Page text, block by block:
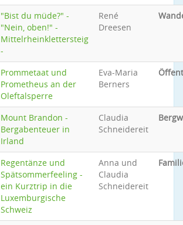
"Bist du müde?" -
"Nein, oben!" -
Mittelrheinklettersteig
-
René
Dreesen
Prommetaat und
Prometheus an der
Oleftalsperre
Eva-Maria
Berners
Mount Brandon -
Bergabenteuer in
Irland
Claudia
Schneidereit
Regentänze und
Spätsommerfeeling -
ein Kurztrip in die
Luxemburgische
Schweiz
Anna und
Claudia
Schneidereit